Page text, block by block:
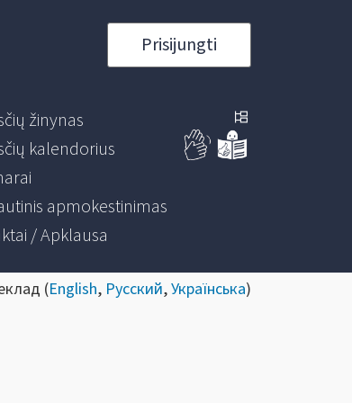
Prisijungti
žinynas
kalendorius
apmokestinimas
/ Apklausa
(English, Русский,Українська)